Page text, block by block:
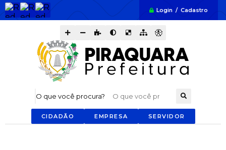
Login / Cadastro
O que você procura?
CIDADÃO EMPRESA SERVIDOR